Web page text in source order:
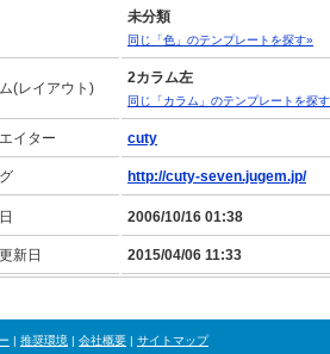
未分類
同じ「色」のテンプレートを探す»
(レイアウト)
2カラム左
同じ「カラム」のテンプレートを探
イター cuty
http://cuty-seven.jugem.jp/
2006/10/16 01:38
新日 2015/04/06 11:33
| 推奨環境 | 会社概要 | サイトマップ